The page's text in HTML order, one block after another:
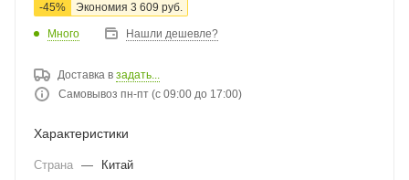
-45% Экономия 3 609 руб.
Много Нашли дешевле?
Доставка в задать...
Самовывоз пн-пт (с 09:00 до 17:00)
Характеристики
Страна — Китай